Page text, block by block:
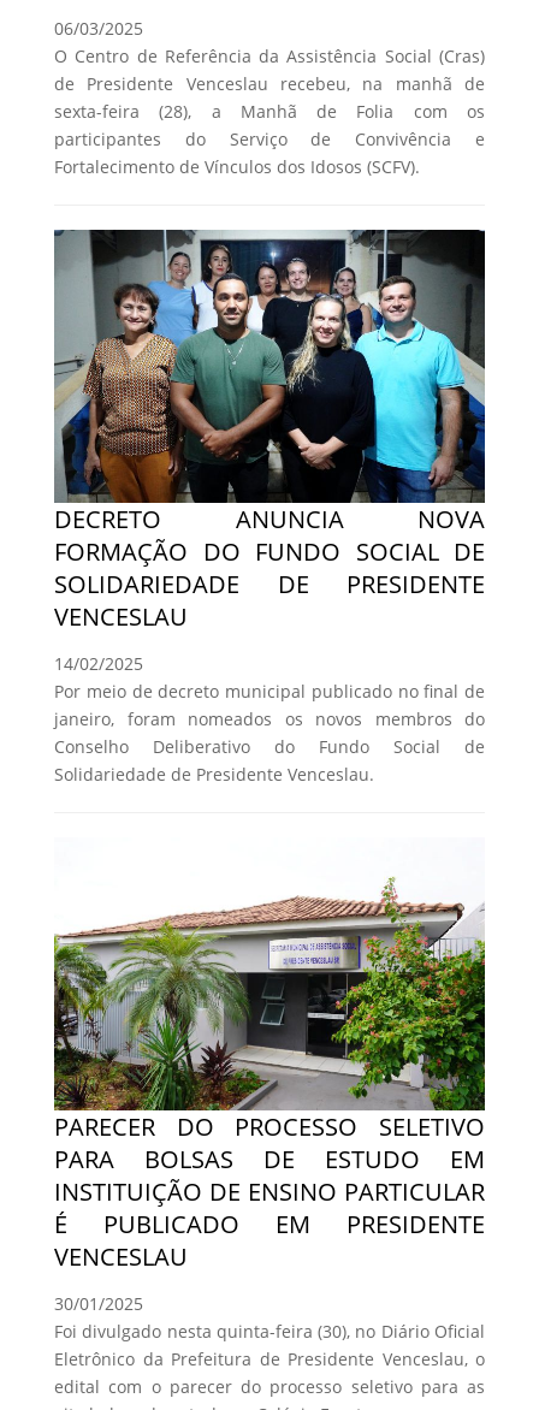
06/03/2025
O Centro de Referência da Assistência Social (Cras)
de Presidente Venceslau recebeu, na manhã de
sexta-feira (28), a Manhã de Folia com os
participantes do Serviço de Convivência e
Fortalecimento de Vínculos dos Idosos (SCFV).
DECRETO ANUNCIA NOVA
FORMAÇÃO DO FUNDO SOCIAL DE
SOLIDARIEDADE DE PRESIDENTE
VENCESLAU
14/02/2025
Por meio de decreto municipal publicado no final de
janeiro, foram nomeados os novos membros do
Conselho Deliberativo do Fundo Social de
Solidariedade de Presidente Venceslau.
PARECER DO PROCESSO SELETIVO
PARA BOLSAS DE ESTUDO EM
INSTITUIÇÃO DE ENSINO PARTICULAR
É PUBLICADO EM PRESIDENTE
VENCESLAU
30/01/2025
Foi divulgado nesta quinta-feira (30), no Diário Oficial
Eletrônico da Prefeitura de Presidente Venceslau, o
edital com o parecer do processo seletivo para as